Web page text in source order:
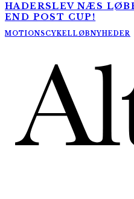
HADERSLEV NÆS
END POST CUP!
MOTIONSCYKELLØBNYHEDER